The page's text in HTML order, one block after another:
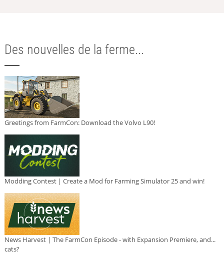
Des nouvelles de la ferme...
Greetings from FarmCon: Download the Volvo L90!
Modding Contest | Create a Mod for Farming Simulator 25 and win!
News Harvest | The FarmCon Episode - with Expansion Premiere, and...
cats?